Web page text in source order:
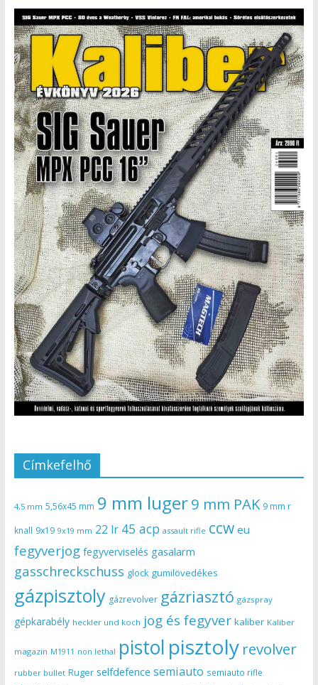
Címkefelhő
4,5 mm 5,56x45 mm 9 mm luger9 mm PAK 9 mm r
knall 9x19 9x19 mm 22 lr 45 acp assault rifle ccw eu
fegyverjog fegyverviselés gasalarm
gasschreckschuss glock gumilövedékes
gázpisztoly gázrevolver gázriasztó gázspray
gépkarabély heckler und koch jog és fegyver kaliber Kaliber
magazin M1911 non lethal pistol pisztoly revolver
rubber bullet Ruger selfdefence semiauto semiauto rifle